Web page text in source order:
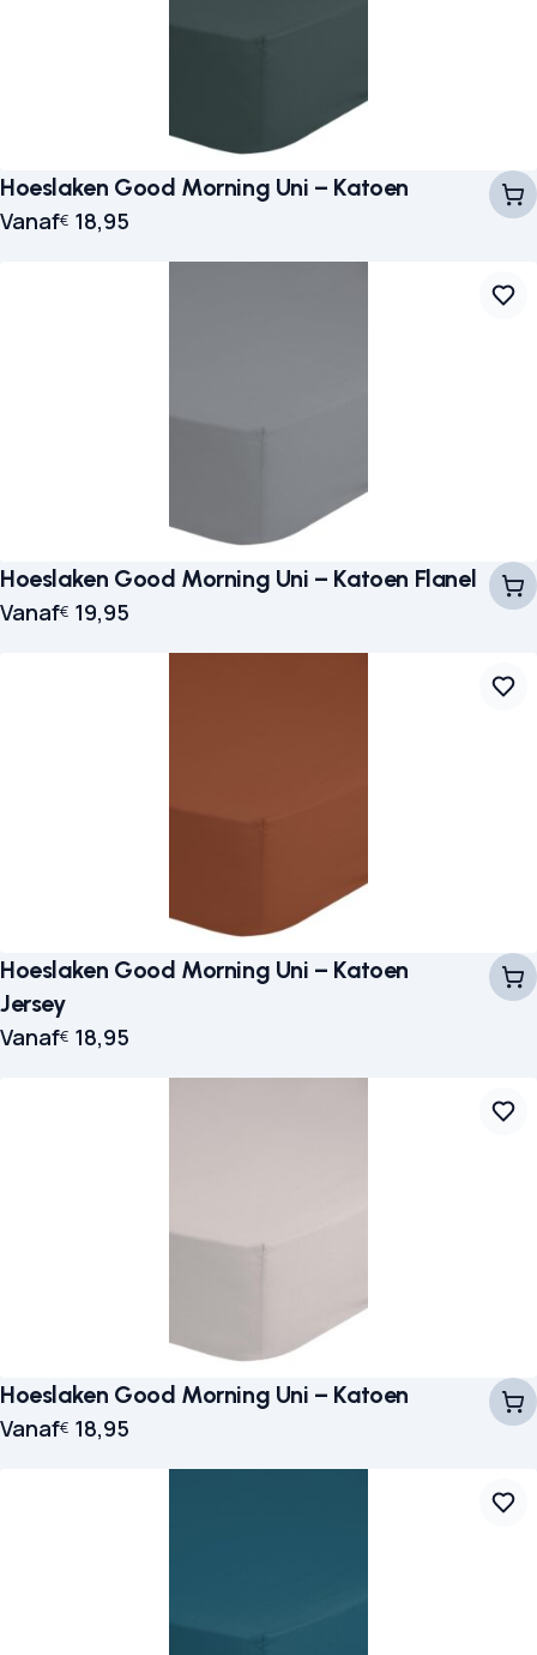
Hoeslaken Good Morning Uni – Katoen
Vanaf€ 18,95
Hoeslaken Good Morning Uni – Katoen Flanel
Vanaf€ 19,95
Hoeslaken Good Morning Uni – Katoen
Jersey
Vanaf€ 18,95
Hoeslaken Good Morning Uni – Katoen
Vanaf€ 18,95